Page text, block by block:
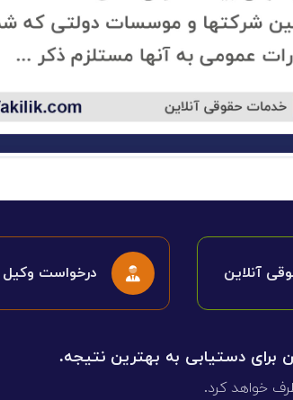
آنلاین درخواست وکیل
برای دستیابی به بهترین نتیجه.
خواهد کرد.